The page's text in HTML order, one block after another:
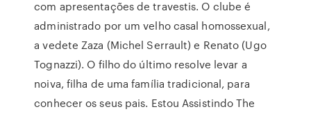
com apresentações de travestis. O clube é
administrado por um velho casal homossexual,
a vedete Zaza (Michel Serrault) e Renato (Ugo
Tognazzi). O filho do último resolve levar a
noiva, filha de uma família tradicional, para
conhecer os seus pais. Estou Assistindo The